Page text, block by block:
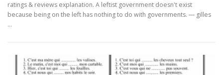
ratings & reviews explanation. A leftist government doesn't exist
because being on the left has nothing to do with governments. ― gilles
…